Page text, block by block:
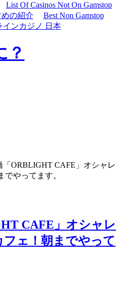
List Of Casinos Not On Gamstop
の紹介
Best Non Gamstop
インカジノ 日本
？
「ORBLIGHT CAFE」オシャレ
やってます。
CAFE」オシャレ
ェ！朝までやって